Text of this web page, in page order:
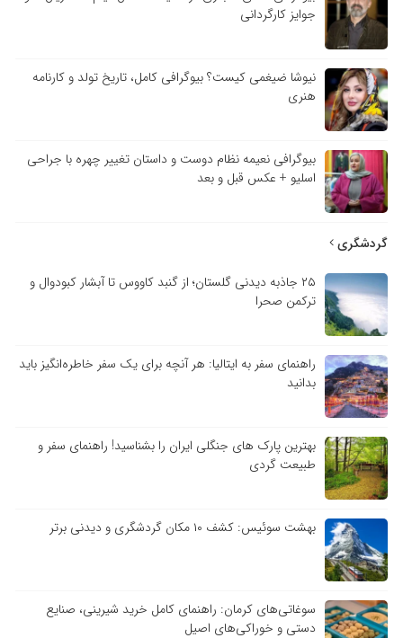
جوایز کارگردانی
نیوشا ضیغمی کیست؟ بیوگرافی کامل، تاریخ تولد و کارنامه
هنری
بیوگرافی نعیمه نظام دوست و داستان تغییر چهره با جراحی
اسلیو + عکس قبل و بعد
گردشگری
۲۵ جاذبه دیدنی گلستان؛ از گنبد کاووس تا آبشار کبودوال و
ترکمن صحرا
راهنمای سفر به ایتالیا: هر آنچه برای یک سفر خاطره‌انگیز باید
بدانید
بهترین پارک های جنگلی ایران را بشناسید! راهنمای سفر و
طبیعت گردی
بهشت سوئیس: کشف ۱۰ مکان گردشگری و دیدنی برتر
سوغاتی‌های کرمان: راهنمای کامل خرید شیرینی، صنایع
دستی و خوراکی‌های اصیل